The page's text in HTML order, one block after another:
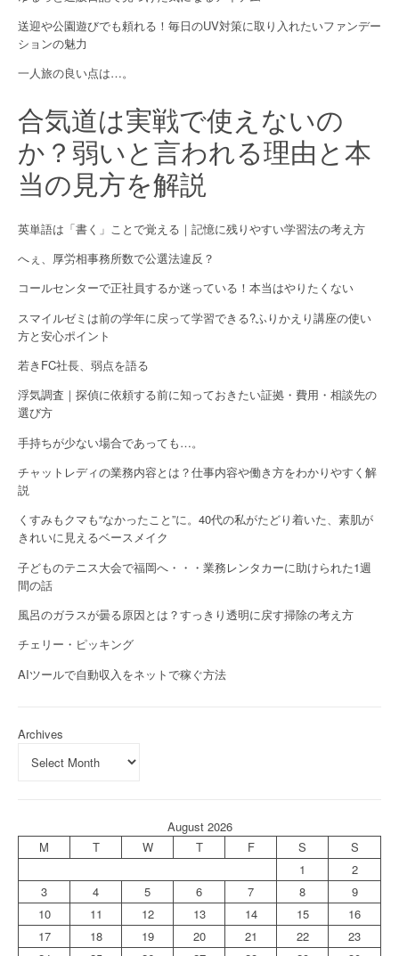
i
o
送迎や公園遊びでも頼れる！毎日のUV対策に取り入れたいファンデー
ションの魅力
一人旅の良い点は…。
合気道は実戦で使えないの
か？弱いと言われる理由と本
当の見方を解説
英単語は「書く」ことで覚える｜記憶に残りやすい学習法の考え方
へぇ、厚労相事務所数で公選法違反？
コールセンターで正社員するか迷っている！本当はやりたくない
スマイルゼミは前の学年に戻って学習できる?ふりかえり講座の使い
方と安心ポイント
若きFC社長、弱点を語る
浮気調査｜探偵に依頼する前に知っておきたい証拠・費用・相談先の
選び方
手持ちが少ない場合であっても…。
チャットレディの業務内容とは？仕事内容や働き方をわかりやすく解
説
くすみもクマも“なかったこと”に。40代の私がたどり着いた、素肌が
きれいに見えるベースメイク
子どものテニス大会で福岡へ・・・業務レンタカーに助けられた1週
間の話
風呂のガラスが曇る原因とは？すっきり透明に戻す掃除の考え方
チェリー・ピッキング
AIツールで自動収入をネットで稼ぐ方法
Archives
August 2026
M
T W T F S
S
1
2
3
4 5 6 7 8
9
10
11 12 13 14 15
16
17
18 19 20 21 22
23